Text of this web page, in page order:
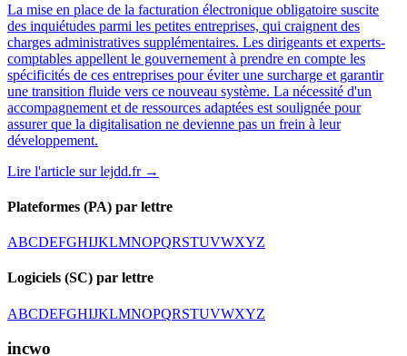
La mise en place de la facturation électronique obligatoire suscite
des inquiétudes parmi les petites entreprises, qui craignent des
charges administratives supplémentaires. Les dirigeants et experts-
comptables appellent le gouvernement à prendre en compte les
spécificités de ces entreprises pour éviter une surcharge et garantir
une transition fluide vers ce nouveau système. La nécessité d'un
accompagnement et de ressources adaptées est soulignée pour
assurer que la digitalisation ne devienne pas un frein à leur
développement.
Lire l'article surlejdd.fr→
Plateformes (PA) par lettre
ABCDEFGHIJKLMNOPQRSTUVWXYZ
Logiciels (SC) par lettre
ABCDEFGHIJKLMNOPQRSTUVWXYZ
incwo